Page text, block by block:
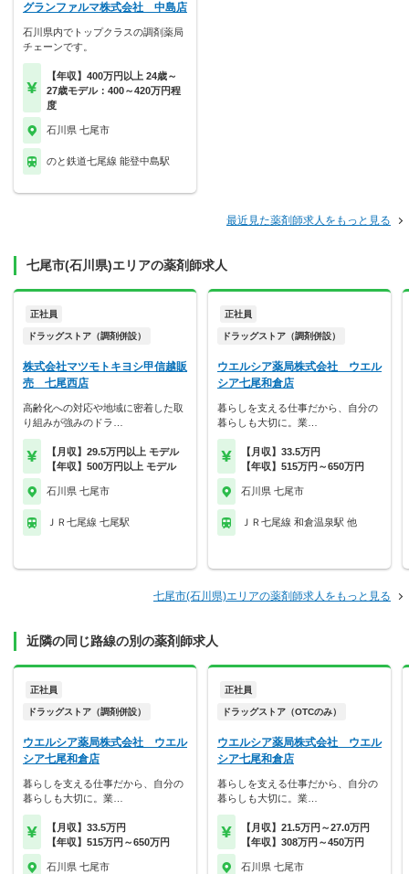
グランファルマ株式会社 中島店
石川県内でトップクラスの調剤薬局
チェーンです。
【年収】400万円以上 24歳～
27歳モデル：400～420万円程
度
石川県 七尾市
のと鉄道七尾線 能登中島駅
最近見た薬剤師求人をもっと見る
七尾市(石川県)エリアの薬剤師求人
正社員
ドラッグストア（調剤併設）
株式会社マツモトキヨシ甲信越販
売 七尾西店
高齢化への対応や地域に密着した取
り組みが強みのドラ…
【月収】29.5万円以上 モデル
【年収】500万円以上 モデル
石川県 七尾市
ＪＲ七尾線 七尾駅
正社員
ドラッグストア（調剤併設）
ウエルシア薬局株式会社 ウエル
シア七尾和倉店
暮らしを支える仕事だから、自分の
暮らしも大切に。業…
【月収】33.5万円
【年収】515万円～650万円
石川県 七尾市
ＪＲ七尾線 和倉温泉駅 他
七尾市(石川県)エリアの薬剤師求人をもっと見る
近隣の同じ路線の別の薬剤師求人
正社員
ドラッグストア（調剤併設）
ウエルシア薬局株式会社 ウエル
シア七尾和倉店
暮らしを支える仕事だから、自分の
暮らしも大切に。業…
【月収】33.5万円
【年収】515万円～650万円
石川県 七尾市
正社員
ドラッグストア（OTCのみ）
ウエルシア薬局株式会社 ウエル
シア七尾和倉店
暮らしを支える仕事だから、自分の
暮らしも大切に。業…
【月収】21.5万円～27.0万円
【年収】308万円～450万円
石川県 七尾市